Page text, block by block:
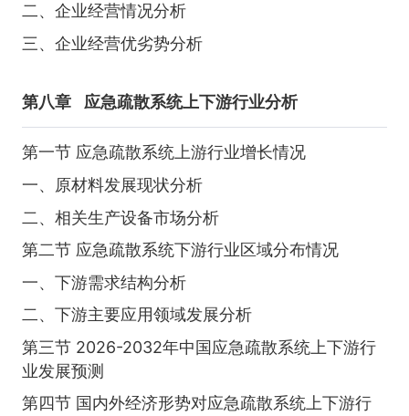
二、企业经营情况分析
三、企业经营优劣势分析
第八章 应急疏散系统上下游行业分析
第一节 应急疏散系统上游行业增长情况
一、原材料发展现状分析
二、相关生产设备市场分析
第二节 应急疏散系统下游行业区域分布情况
一、下游需求结构分析
二、下游主要应用领域发展分析
第三节 2026-2032年中国应急疏散系统上下游行
业发展预测
第四节 国内外经济形势对应急疏散系统上下游行